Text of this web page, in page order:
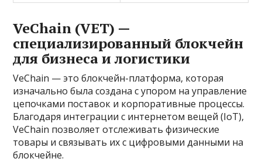
VeChain (VET) —
специализированный блокчейн
для бизнеса и логистики
VeChain — это блокчейн-платформа, которая
изначально была создана с упором на управление
цепочками поставок и корпоративные процессы.
Благодаря интеграции с интернетом вещей (IoT),
VeChain позволяет отслеживать физические
товары и связывать их с цифровыми данными на
блокчейне.